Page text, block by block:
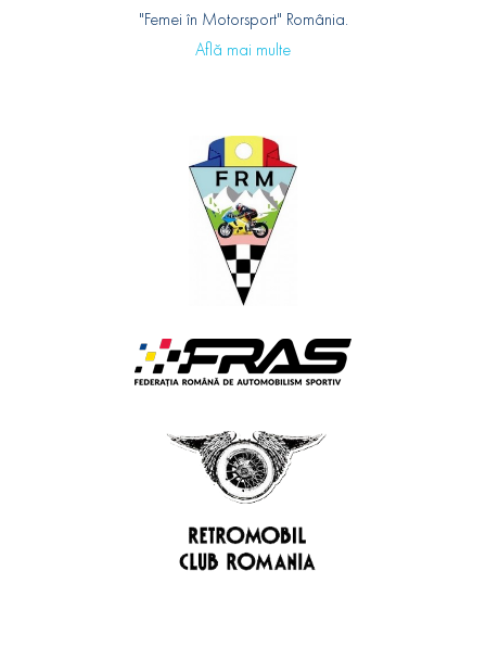
"Femei în Motorsport" România.
Află mai multe